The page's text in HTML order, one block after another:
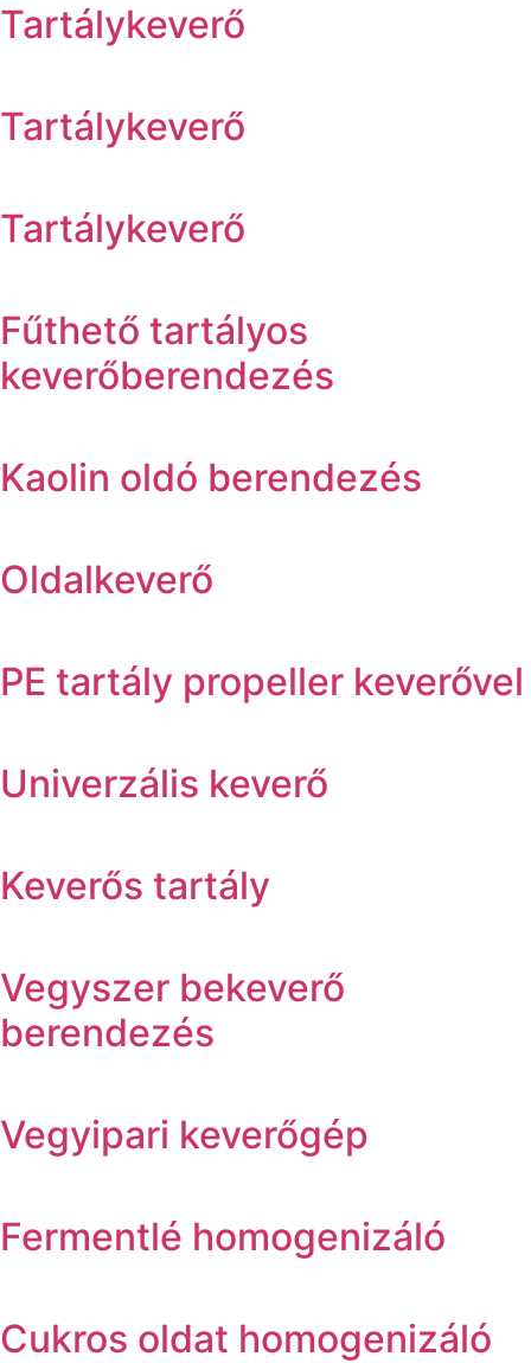
Tartálykeverő
Tartálykeverő
Tartálykeverő
Fűthető tartályos
keverőberendezés
Kaolin oldó berendezés
Oldalkeverő
PE tartály propeller keverővel
Univerzális keverő
Keverős tartály
Vegyszer bekeverő
berendezés
Vegyipari keverőgép
Fermentlé homogenizáló
Cukros oldat homogenizáló